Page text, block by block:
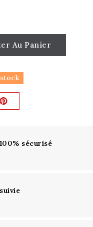
Au Panier
sécurisé